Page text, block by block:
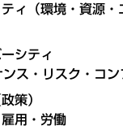
ィ（環境・資源・
シティ
ス・リスク・コ
策）
用・労働